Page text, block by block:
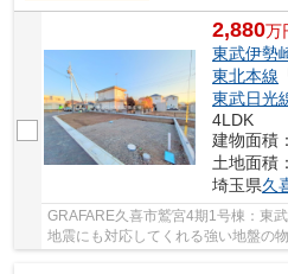
2,880万
東武伊勢
東北本線
東武日光
4LDK
建物面積
土地面積
埼玉県久
GRAFARE久喜市鷲宮4期1号棟：東
地震にも対応してくれる強い地盤の